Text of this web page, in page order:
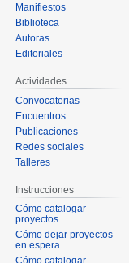
Manifiestos
Biblioteca
Autoras
Editoriales
Actividades
Convocatorias
Encuentros
Publicaciones
Redes sociales
Talleres
Instrucciones
Cómo catalogar
proyectos
Cómo dejar proyectos
en espera